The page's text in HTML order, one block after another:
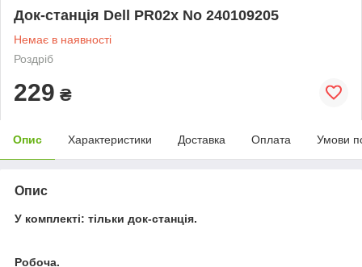
Док-станція Dell PR02x No 240109205
Немає в наявності
Роздріб
229 ₴
Опис Характеристики Доставка Оплата Умови
Опис
У комплекті: тільки док-станція.
Робоча.